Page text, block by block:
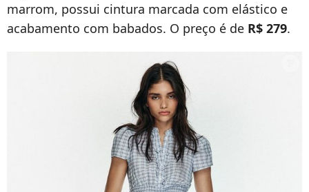
marrom, possui cintura marcada com elástico e
acabamento com babados. O preço é de R$ 279.